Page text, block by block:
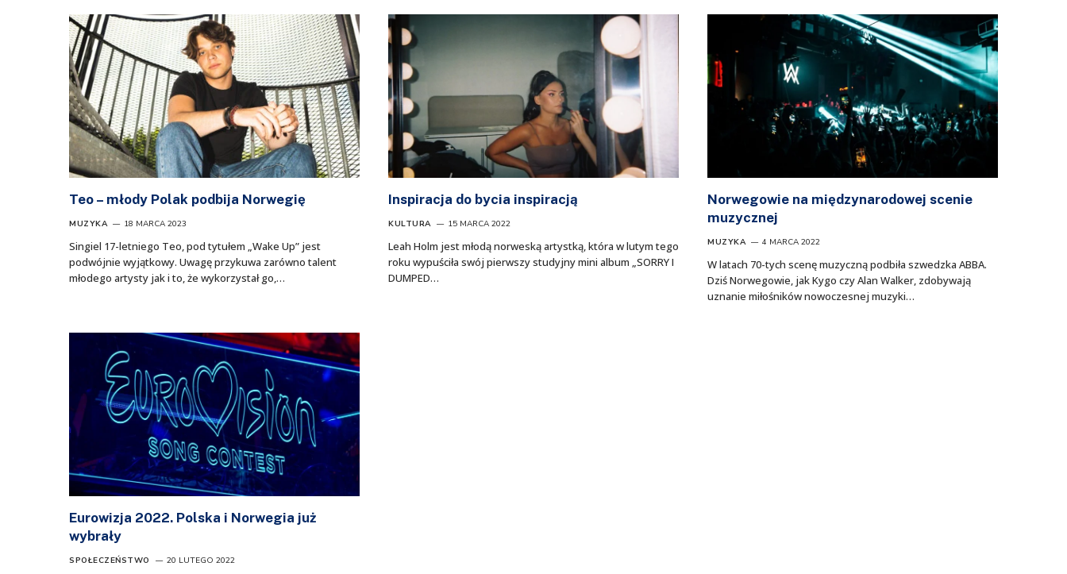
Teo – młody Polak podbija Norwegię
MUZYKA 18 MARCA 2023
Singiel 17-letniego Teo, pod tytułem „Wake Up” jest
podwójnie wyjątkowy. Uwagę przykuwa zarówno talent
młodego artysty jak i to, że wykorzystał go,…
Inspiracja do bycia inspiracją
KULTURA 15 MARCA 2022
Leah Holm jest młodą norweską artystką, która w lutym tego
roku wypuściła swój pierwszy studyjny mini album „SORRY I
DUMPED…
Norwegowie na międzynarodowej scenie
muzycznej
MUZYKA 4 MARCA 2022
W latach 70-tych scenę muzyczną podbiła szwedzka ABBA.
Dziś Norwegowie, jak Kygo czy Alan Walker, zdobywają
uznanie miłośników nowoczesnej muzyki…
Eurowizja 2022. Polska i Norwegia już
wybrały
SPOŁECZEŃSTWO 20 LUTEGO 2022